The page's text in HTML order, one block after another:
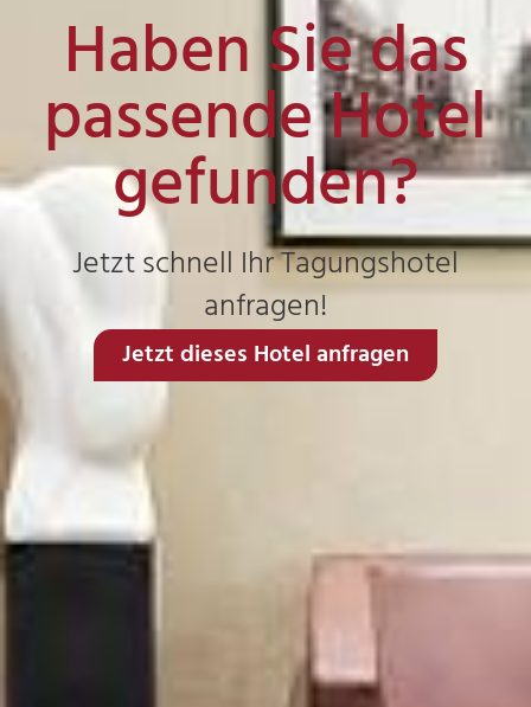
Haben Sie das
passende Hotel
gefunden?
Jetzt schnell Ihr Tagungshotel
anfragen!
Jetzt dieses Hotel anfragen